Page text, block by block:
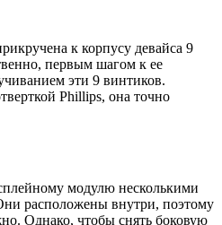
к корпусу девайса 9
первым шагом к ее
эти 9 винтиков.
Phillips, она точно
модулю несколькими
расположены внутри, поэтому
Однако, чтобы снять боковую